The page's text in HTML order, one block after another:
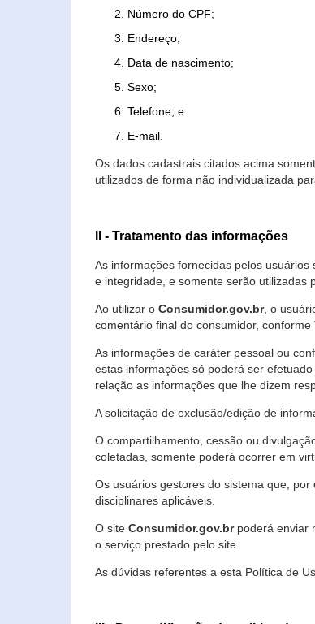
Número do CPF;
Endereço;
Data de nascimento;
Sexo;
Telefone; e
E-mail.
Os dados cadastrais citados acima
utilizados de forma não individualizada
II - Tratamento das informações
As informações fornecidas pelos
e integridade, e somente serão utilizadas
Ao utilizar o Consumidor.gov.br, o
comentário final do consumidor, conforme
As informações de caráter pessoal ou
estas informações só poderá ser
relação as informações que lhe dizem
A solicitação de exclusão/edição de
O compartilhamento, cessão ou
coletadas, somente poderá ocorrer em
Os usuários gestores do sistema que,
disciplinares aplicáveis.
O site Consumidor.gov.brpoderá enviar
o serviço prestado pelo site.
As dúvidas referentes a esta Política de